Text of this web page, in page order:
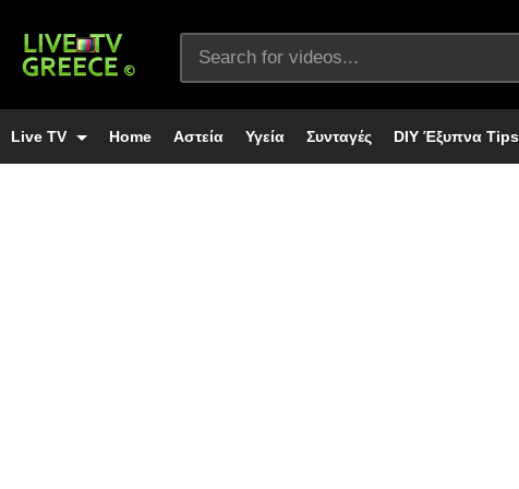
Live TV Home Αστεία Υγεία Συνταγές DIY Έξυπνα Tips